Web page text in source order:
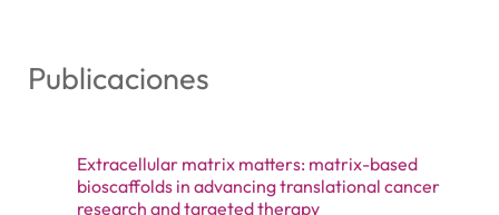
Publicaciones
Extracellular matrix matters: matrix-based
bioscaffolds in advancing translational cancer
research and targeted therapy